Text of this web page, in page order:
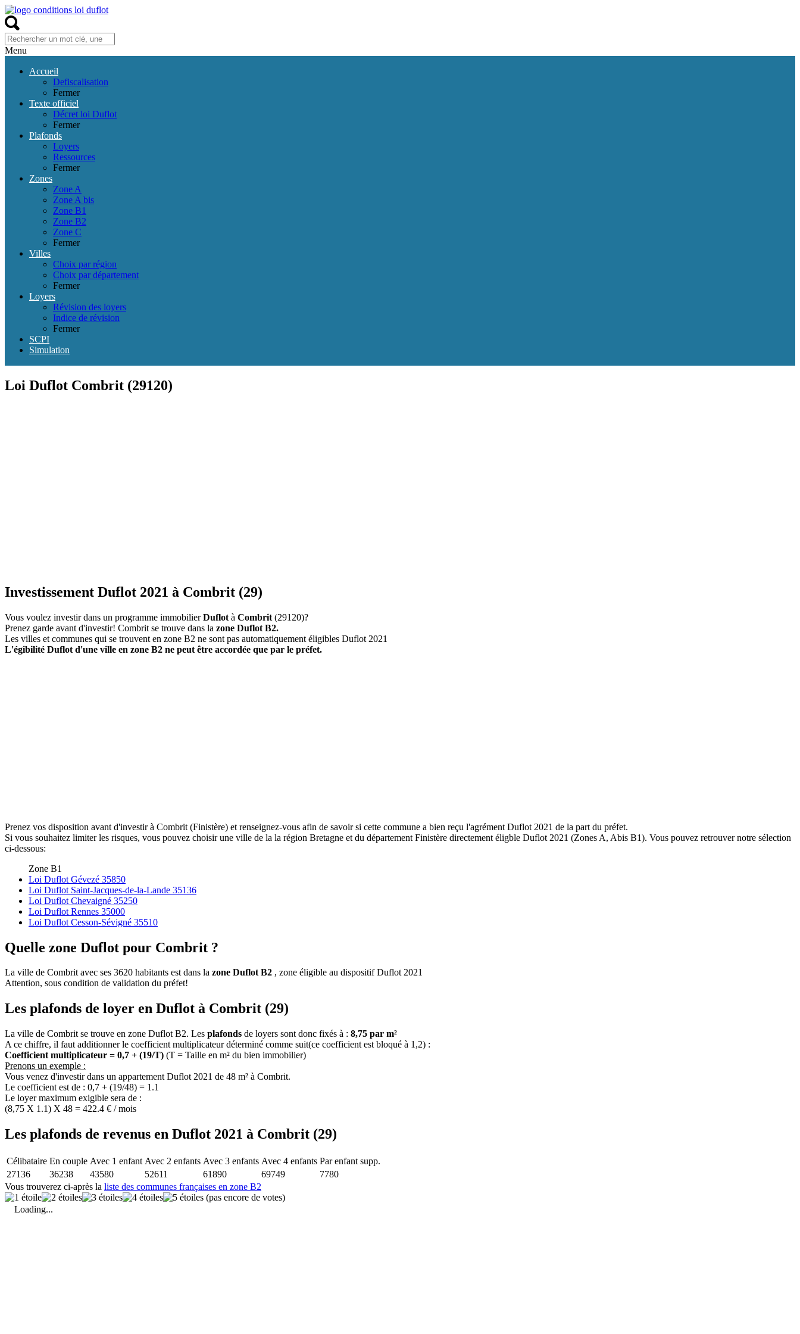
Menu
Accueil
Defiscalisation
Fermer
Texte officiel
Décret loi Duflot
Fermer
Plafonds
Loyers
Ressources
Fermer
Zones
Zone A
Zone A bis
Zone B1
Zone B2
Zone C
Fermer
Villes
Choix par région
Choix par département
Fermer
Loyers
Révision des loyers
Indice de révision
Fermer
SCPI
Simulation
Loi Duflot Combrit (29120)
Investissement Duflot 2021 à Combrit (29)
Vous voulez investir dans un programme immobilierDuflot à Combrit (29120)?
Prenez garde avant d'investir! Combrit se trouve dans la zone Duflot B2.
Les villes et communes qui se trouvent en zone B2 ne sont pas automatiquement éligibles Duflot 2021
L'égibilité Duflot d'une ville en zone B2 ne peut être accordée que par le préfet.
Prenez vos disposition avant d'investir à Combrit (Finistère) et renseignez-vous afin de savoir si cette commune a bien reçu l'agrément Duflot 2021 de la part du préfet.
Si vous souhaitez limiter les risques, vous pouvez choisir une ville de la la région Bretagne et du département Finistère directement éligble Duflot 2021 (Zones A, Abis B1). Vous pouvez retrouver notre sélection
ci-dessous:
Zone B1
Loi Duflot Gévezé 35850
Loi Duflot Saint-Jacques-de-la-Lande 35136
Loi Duflot Chevaigné 35250
Loi Duflot Rennes 35000
Loi Duflot Cesson-Sévigné 35510
Quelle zone Duflot pour Combrit ?
La ville de Combrit avec ses 3620 habitants est dans la zone Duflot B2 , zone éligible au dispositif Duflot 2021
Attention, sous condition de validation du préfet!
Les plafonds de loyer en Duflot à Combrit (29)
La ville de Combrit se trouve en zone Duflot B2. Les plafonds de loyers sont donc fixés à : 8,75 par m²
A ce chiffre, il faut additionner le coefficient multiplicateur déterminé comme suit(ce coefficient est bloqué à 1,2) :
Coefficient multiplicateur = 0,7 + (19/T) (T = Taille en m² du bien immobilier)
Prenons un exemple :
Vous venez d'investir dans un appartement Duflot 2021 de 48 m² à Combrit.
Le coefficient est de : 0,7 + (19/48) = 1.1
Le loyer maximum exigible sera de :
(8,75 X 1.1) X 48 = 422.4 € / mois
Les plafonds de revenus en Duflot 2021 à Combrit (29)
Célibataire En couple Avec 1 enfant Avec 2 enfants Avec 3 enfants Avec 4 enfants Par enfant supp.
27136
36238 43580 52611 61890 69749
7780
Vous trouverez ci-après la liste des communes françaises en zone B2
(pas encore de votes)
Loading...